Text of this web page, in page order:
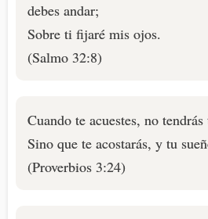
debes andar;
Sobre ti fijaré mis ojos.
(Salmo 32:8)
Cuando te acuestes, no tendrás
Sino que te acostarás, y tu
(Proverbios 3:24)